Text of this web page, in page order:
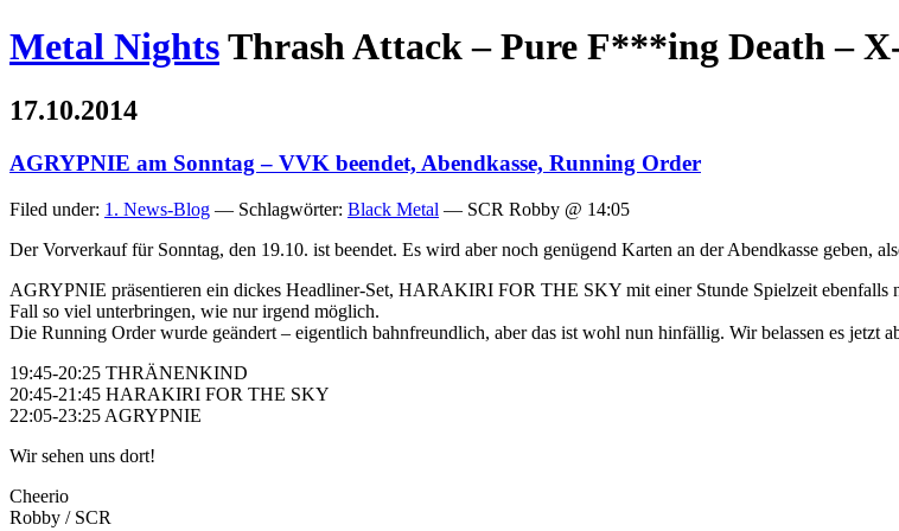
Metal NightsThrash Attack – Pure F***ing Death –
17.10.2014
AGRYPNIE am Sonntag – VVK beendet, Abendkasse, Running Order
Filed under: 1. News-Blog — Schlagwörter: Black Metal — SCR Robby @ 14:05
Der Vorverkauf für Sonntag, den 19.10. ist beendet. Es wird aber noch genügend Karten an der Abendkasse geben,
AGRYPNIE präsentieren ein dickes Headliner-Set, HARAKIRI FOR THE SKY mit einer Stunde Spielzeit
Fall so viel unterbringen, wie nur irgend möglich.
Die Running Order wurde geändert – eigentlich bahnfreundlich, aber das ist wohl nun hinfällig. Wir belassen es jetzt
19:45-20:25 THRÄNENKIND
20:45-21:45 HARAKIRI FOR THE SKY
22:05-23:25 AGRYPNIE
Wir sehen uns dort!
Cheerio
Robby / SCR